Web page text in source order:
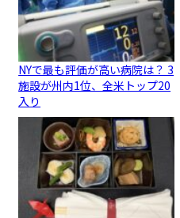
NYで最も評価が高い病院は？ 3
施設が州内1位、全米トップ20
入り